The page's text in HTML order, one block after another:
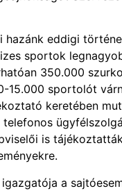
hazánk eddigi
sportok
350.000
15.000 sportolót
keretében
is
a